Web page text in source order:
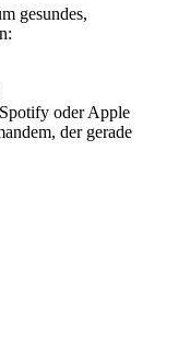
gesundes,
oder Apple
der gerade